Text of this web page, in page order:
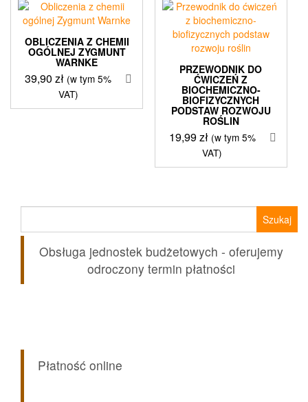
OBLICZENIA Z CHEMII
OGÓLNEJ ZYGMUNT
WARNKE
39,90zł (w tym 5%
VAT)
PRZEWODNIK DO
ĆWICZEŃ Z
BIOCHEMICZNO-
BIOFIZYCZNYCH
PODSTAW ROZWOJU
ROŚLIN
19,99zł (w tym 5%
VAT)
Obsługa jednostek budżetowych - oferujemy
odroczony termin płatności
Płatność online